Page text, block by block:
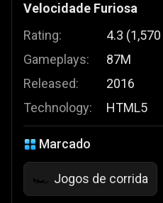
Velocidade Furiosa
Rating:
Gameplays:
Released:
Technology:
4.3 (1,570
87M
2016
HTML5
Marcado
🏎️ Jogos de corrida